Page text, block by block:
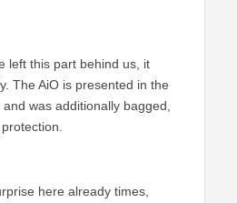
left this part behind us, it
The AiO is presented in the
was additionally bagged,
here already times,